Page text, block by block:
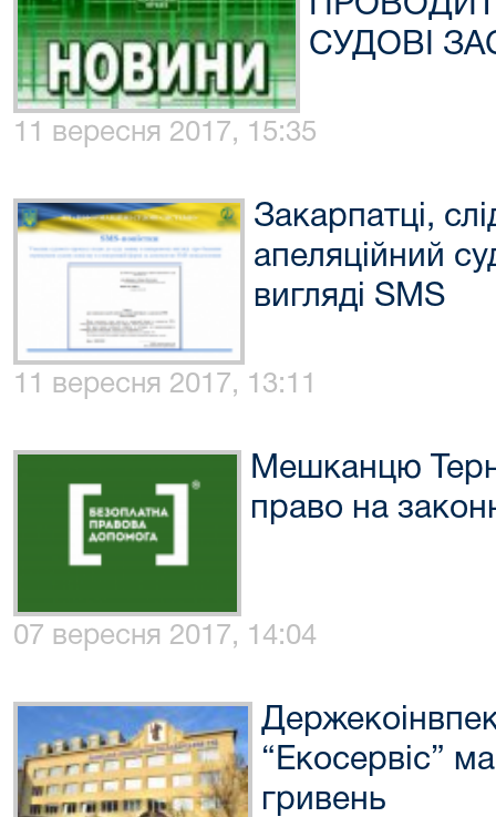
СУДОВІ
11 вересня 2017, 15:35
Закарпатці,
апеляційний
вигляді SMS
11 вересня 2017, 13:11
Мешканцю
право на
07 вересня 2017, 14:04
“Екосервіс”
гривень